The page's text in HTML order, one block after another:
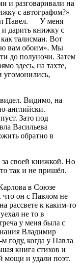
и разговаривали на
с автографом?»
Павел. — У меня
и дарить книжку с
талисман. Вот
вам обоим». Мы
до полуночи. Затем
здесь, на тахте,
угомонились,
Видимо, на
английски.
Зато под
Васильева
обратно в
за своей книжкой. Но
так и не пришёл.
в Союзе
что он с Павлом не
рассвете к каким-то
не то в
у меня была с
Владимир
когда у Павла
книга стихов и
мощи и удали поэт.